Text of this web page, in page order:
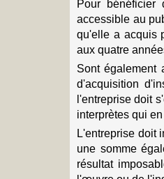
Pour
accessible au
qu'elle a acquis
aux quatre
Sont également
d'acquisition
l'entreprise doit
interprètes qui
L'entreprise doit
une somme
résultat